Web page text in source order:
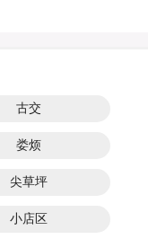
古交
娄烦
尖草坪
小店区